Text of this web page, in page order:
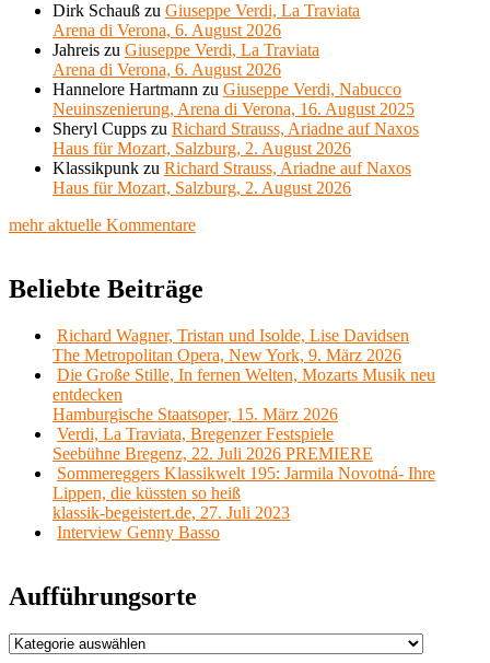
Dirk Schauß zu Giuseppe Verdi, La Traviata
Arena di Verona, 6. August 2026
Jahreis zu Giuseppe Verdi, La Traviata
Arena di Verona, 6. August 2026
Hannelore Hartmann zu Giuseppe Verdi, Nabucco
Neuinszenierung, Arena di Verona, 16. August 2025
Sheryl Cupps zu Richard Strauss, Ariadne auf Naxos
Haus für Mozart, Salzburg, 2. August 2026
Klassikpunk zu Richard Strauss, Ariadne auf Naxos
Haus für Mozart, Salzburg, 2. August 2026
mehr aktuelle Kommentare
Beliebte Beiträge
Richard Wagner, Tristan und Isolde, Lise Davidsen
The Metropolitan Opera, New York, 9. März 2026
Die Große Stille, In fernen Welten, Mozarts Musik neu
entdecken
Hamburgische Staatsoper, 15. März 2026
Verdi, La Traviata, Bregenzer Festspiele
Seebühne Bregenz, 22. Juli 2026 PREMIERE
Sommereggers Klassikwelt 195: Jarmila Novotná- Ihre
Lippen, die küssten so heiß
klassik-begeistert.de, 27. Juli 2023
Interview Genny Basso
Aufführungsorte
Aufführungsorte